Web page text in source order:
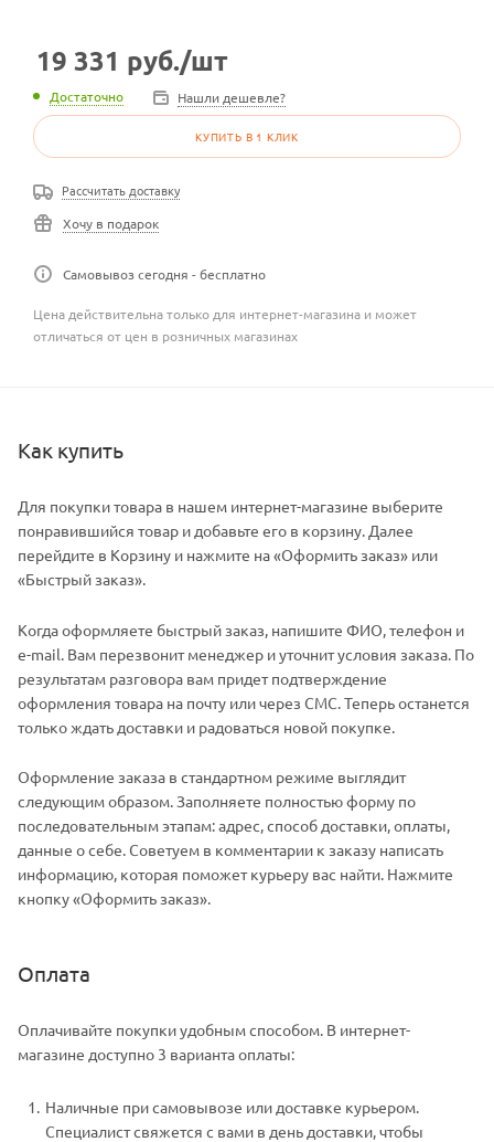
19 331 руб./шт
Достаточно Нашли дешевле?
КУПИТЬ В 1 КЛИК
Рассчитать доставку
Хочу в подарок
Самовывоз сегодня - бесплатно
Цена действительна только для интернет-магазина и может
отличаться от цен в розничных магазинах
Как купить
Для покупки товара в нашем интернет-магазине выберите
понравившийся товар и добавьте его в корзину. Далее
перейдите в Корзину и нажмите на «Оформить заказ» или
«Быстрый заказ».
Когда оформляете быстрый заказ, напишите ФИО, телефон и
e-mail. Вам перезвонит менеджер и уточнит условия заказа. По
результатам разговора вам придет подтверждение
оформления товара на почту или через СМС. Теперь останется
только ждать доставки и радоваться новой покупке.
Оформление заказа в стандартном режиме выглядит
следующим образом. Заполняете полностью форму по
последовательным этапам: адрес, способ доставки, оплаты,
данные о себе. Советуем в комментарии к заказу написать
информацию, которая поможет курьеру вас найти. Нажмите
кнопку «Оформить заказ».
Оплата
Оплачивайте покупки удобным способом. В интернет-
магазине доступно 3 варианта оплаты:
Наличные при самовывозе или доставке курьером.
Специалист свяжется с вами в день доставки, чтобы